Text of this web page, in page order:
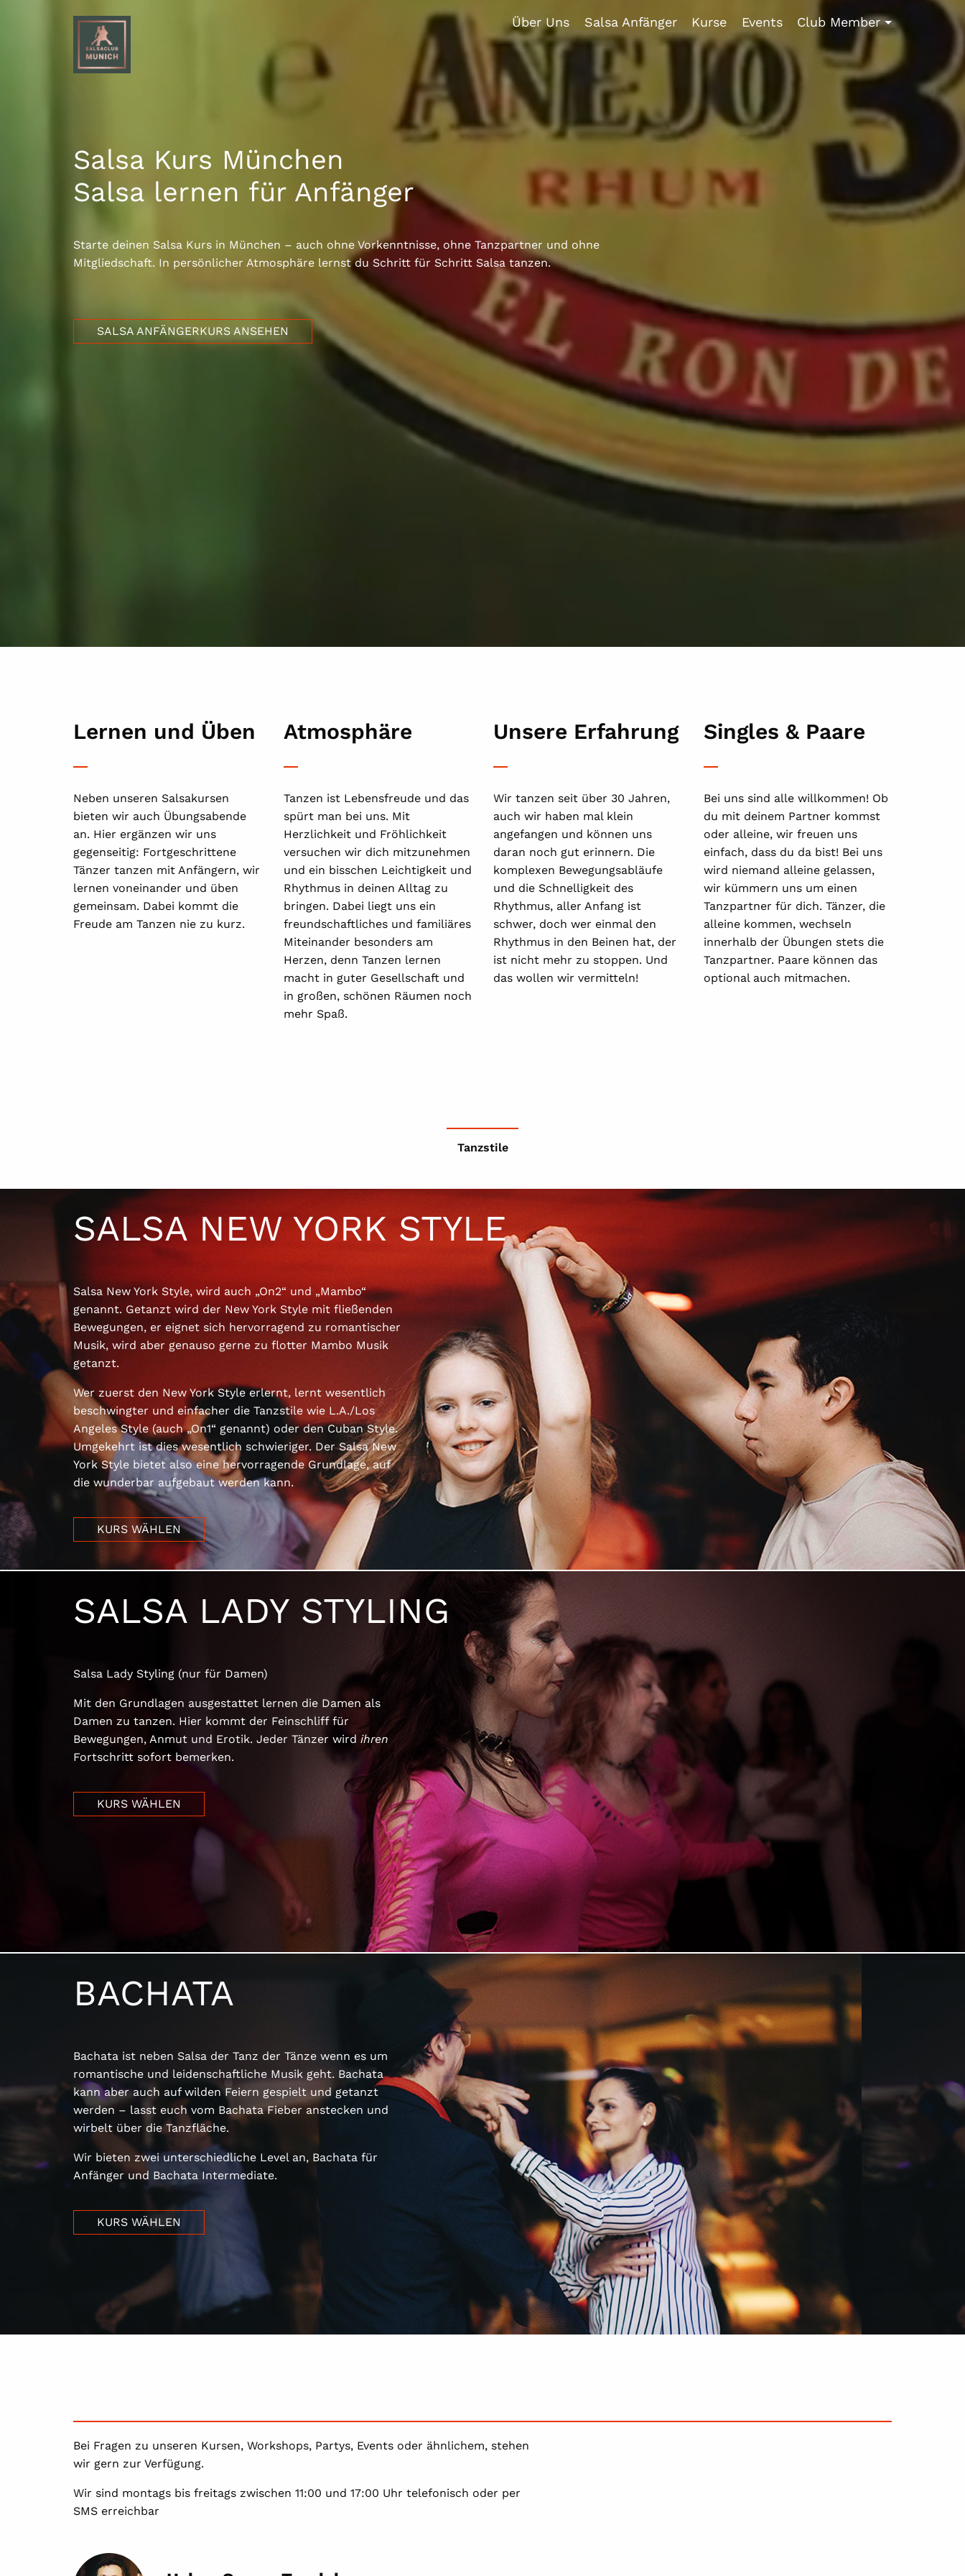
Über Uns Salsa Anfänger Kurse Events Club Member
Salsa Kurs München
Salsa lernen für Anfänger
Starte deinen Salsa Kurs in München – auch ohne Vorkenntnisse, ohne Tanzpartner und ohne
Mitgliedschaft. In persönlicher Atmosphäre lernst du Schritt für Schritt Salsa tanzen.
SALSA ANFÄNGERKURS ANSEHEN
Lernen und Üben
Neben unseren Salsakursen
bieten wir auch Übungsabende
an. Hier ergänzen wir uns
gegenseitig: Fortgeschrittene
Tänzer tanzen mit Anfängern, wir
lernen voneinander und üben
gemeinsam. Dabei kommt die
Freude am Tanzen nie zu kurz.
Atmosphäre
Tanzen ist Lebensfreude und das
spürt man bei uns. Mit
Herzlichkeit und Fröhlichkeit
versuchen wir dich mitzunehmen
und ein bisschen Leichtigkeit und
Rhythmus in deinen Alltag zu
bringen. Dabei liegt uns ein
freundschaftliches und familiäres
Miteinander besonders am
Herzen, denn Tanzen lernen
macht in guter Gesellschaft und
in großen, schönen Räumen noch
mehr Spaß.
Unsere Erfahrung
Wir tanzen seit über 30 Jahren,
auch wir haben mal klein
angefangen und können uns
daran noch gut erinnern. Die
komplexen Bewegungsabläufe
und die Schnelligkeit des
Rhythmus, aller Anfang ist
schwer, doch wer einmal den
Rhythmus in den Beinen hat, der
ist nicht mehr zu stoppen. Und
das wollen wir vermitteln!
Singles & Paare
Bei uns sind alle willkommen! Ob
du mit deinem Partner kommst
oder alleine, wir freuen uns
einfach, dass du da bist! Bei uns
wird niemand alleine gelassen,
wir kümmern uns um einen
Tanzpartner für dich. Tänzer, die
alleine kommen, wechseln
innerhalb der Übungen stets die
Tanzpartner. Paare können das
optional auch mitmachen.
Tanzstile
SALSA NEW YORK STYLE
Salsa New York Style, wird auch „On2“ und „Mambo“
genannt. Getanzt wird der New York Style mit fließenden
Bewegungen, er eignet sich hervorragend zu romantischer
Musik, wird aber genauso gerne zu flotter Mambo Musik
getanzt.
Wer zuerst den New York Style erlernt, lernt wesentlich
beschwingter und einfacher die Tanzstile wie L.A./Los
Angeles Style (auch „On1“ genannt) oder den Cuban Style.
Umgekehrt ist dies wesentlich schwieriger. Der Salsa New
York Style bietet also eine hervorragende Grundlage, auf
die wunderbar aufgebaut werden kann.
KURS WÄHLEN
SALSA LADY STYLING
Salsa Lady Styling (nur für Damen)
Mit den Grundlagen ausgestattet lernen die Damen als
Damen zu tanzen. Hier kommt der Feinschliff für
Bewegungen, Anmut und Erotik. Jeder Tänzer wird ihren
Fortschritt sofort bemerken.
KURS WÄHLEN
BACHATA
Bachata ist neben Salsa der Tanz der Tänze wenn es um
romantische und leidenschaftliche Musik geht. Bachata
kann aber auch auf wilden Feiern gespielt und getanzt
werden – lasst euch vom Bachata Fieber anstecken und
wirbelt über die Tanzfläche.
Wir bieten zwei unterschiedliche Level an, Bachata für
Anfänger und Bachata Intermediate.
KURS WÄHLEN
Bei Fragen zu unseren Kursen, Workshops, Partys, Events oder ähnlichem, stehen
wir gern zur Verfügung.
Wir sind montags bis freitags zwischen 11:00 und 17:00 Uhr telefonisch oder per
SMS erreichbar